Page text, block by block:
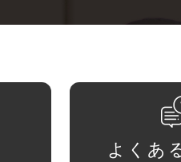
よくあ